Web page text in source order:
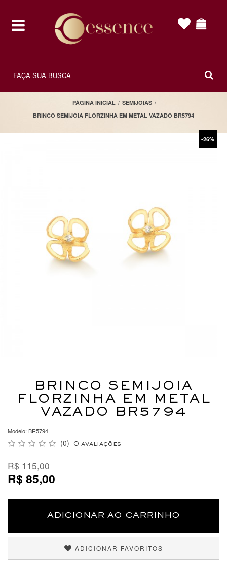
toggle
PÁGINA INICIAL / SEMIJOIAS /
BRINCO SEMIJOIA FLORZINHA EM METAL VAZADO BR5794
-26%
BRINCO SEMIJOIA
FLORZINHA EM METAL
VAZADO BR5794
Modelo: BR5794
(0) 0 avaliações
R$ 115,00
R$ 85,00
ADICIONAR AO CARRINHO
ADICIONAR FAVORITOS